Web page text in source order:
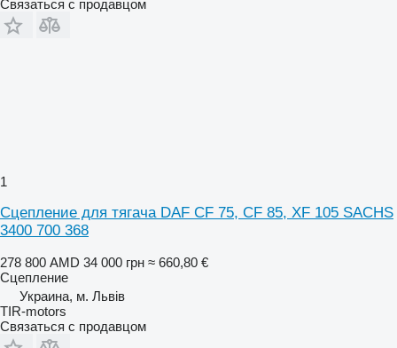
Связаться с продавцом
1
Сцепление для тягача DAF CF 75, CF 85, XF 105 SACHS
3400 700 368
278 800 AMD 34 000 грн ≈ 660,80 €
Сцепление
Украина, м. Львів
TIR-motors
Связаться с продавцом